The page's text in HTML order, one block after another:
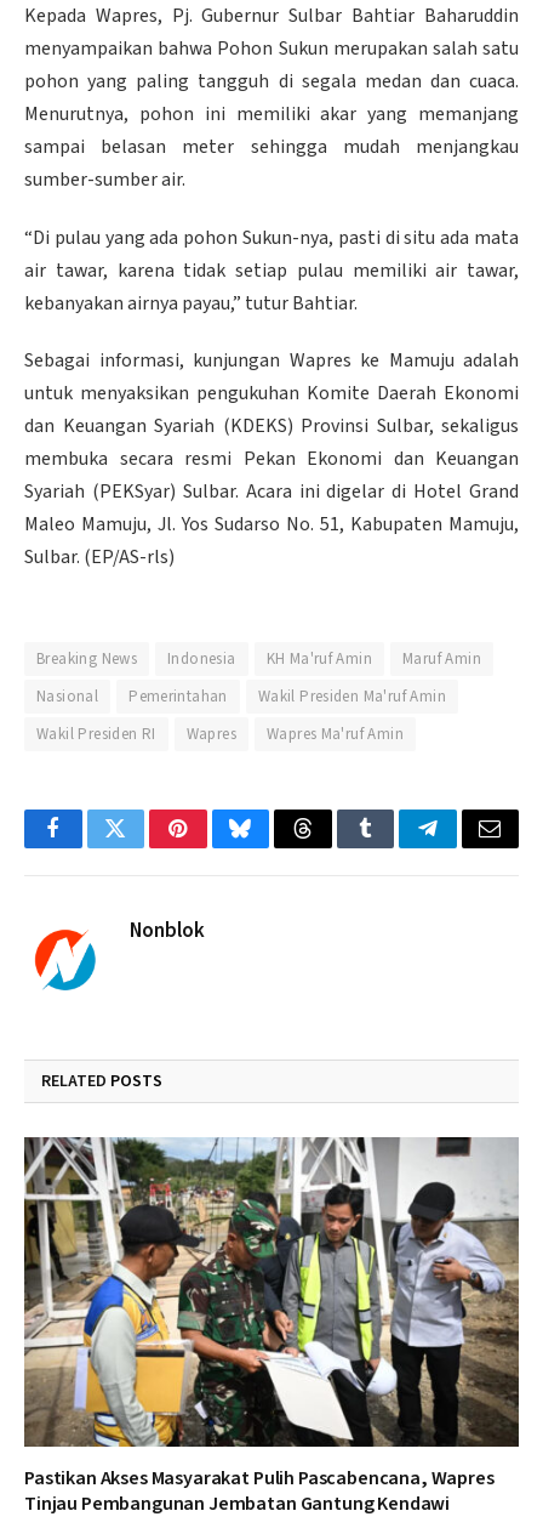
Kepada Wapres, Pj. Gubernur Sulbar Bahtiar Baharuddin
menyampaikan bahwa Pohon Sukun merupakan salah satu
pohon yang paling tangguh di segala medan dan cuaca.
Menurutnya, pohon ini memiliki akar yang memanjang
sampai belasan meter sehingga mudah menjangkau
sumber-sumber air.
“Di pulau yang ada pohon Sukun-nya, pasti di situ ada mata
air tawar, karena tidak setiap pulau memiliki air tawar,
kebanyakan airnya payau,” tutur Bahtiar.
Sebagai informasi, kunjungan Wapres ke Mamuju adalah
untuk menyaksikan pengukuhan Komite Daerah Ekonomi
dan Keuangan Syariah (KDEKS) Provinsi Sulbar, sekaligus
membuka secara resmi Pekan Ekonomi dan Keuangan
Syariah (PEKSyar) Sulbar. Acara ini digelar di Hotel Grand
Maleo Mamuju, Jl. Yos Sudarso No. 51, Kabupaten Mamuju,
Sulbar. (EP/AS-rls)
Breaking News Indonesia KH Ma'ruf Amin
Maruf Amin
Nasional
Pemerintahan
Wakil Presiden Ma'ruf Amin
Wakil Presiden RI
Wapres Wapres Ma'ruf Amin
FacebookTwitterPinterestBlueskyThreadsTumblrTelegramEmail
Nonblok
RELATED POSTS
Pastikan Akses Masyarakat Pulih Pascabencana, Wapres
Tinjau Pembangunan Jembatan Gantung Kendawi